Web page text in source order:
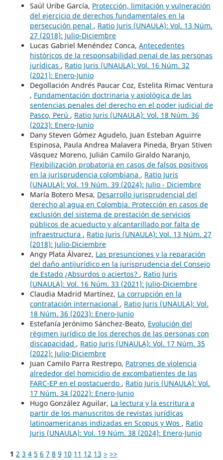
Saúl Uribe García, Protección, limitación y vulneración
del ejercicio de derechos fundamentales en la
persecución penal , Ratio Juris (UNAULA): Vol. 13 Núm.
27 (2018): Julio-Diciembre
Lucas Gabriel Menéndez Conca, Antecedentes
históricos de la responsabilidad penal de las personas
jurídicas , Ratio Juris (UNAULA): Vol. 16 Núm. 32
(2021): Enero-Junio
Degollación Andrés Paucar Coz, Estelita Rimac Ventura
, Fundamentación doctrinaria y axiológica de las
sentencias penales del derecho en el poder judicial de
Pasco, Perú , Ratio Juris (UNAULA): Vol. 18 Núm. 36
(2023): Enero-Junio
Dany Steven Gómez Agudelo, Juan Esteban Aguirre
Espinosa, Paula Andrea Malavera Pineda, Bryan Stiven
Vásquez Moreno, Julián Camilo Giraldo Naranjo,
Flexibilización probatoria en casos de falsos positivos
en la jurisprudencia colombiana , Ratio Juris
(UNAULA): Vol. 19 Núm. 39 (2024): Julio - Diciembre
María Botero Mesa, Desarrollo jurisprudencial del
derecho al agua en Colombia. Protección en casos de
exclusión del sistema de prestación de servicios
públicos de acueducto y alcantarillado por falta de
infraestructura , Ratio Juris (UNAULA): Vol. 13 Núm. 27
(2018): Julio-Diciembre
Angy Plata Álvarez, Las presunciones y la reparación
del daño antijurídico en la jurisprudencia del Consejo
de Estado ¿Absurdos o aciertos? , Ratio Juris
(UNAULA): Vol. 16 Núm. 33 (2021): Julio-Diciembre
Claudia Madrid Martínez, La corrupción en la
contratación internacional , Ratio Juris (UNAULA): Vol.
18 Núm. 36 (2023): Enero-Junio
Estefanía Jerónimo Sánchez-Beato, Evolución del
régimen jurídico de los derechos de las personas con
discapacidad , Ratio Juris (UNAULA): Vol. 17 Núm. 35
(2022): Julio-Diciembre
Juan Camilo Parra Restrepo, Patrones de violencia
alrededor del homicidio de excombatientes de las
FARC-EP en el postacuerdo , Ratio Juris (UNAULA): Vol.
17 Núm. 34 (2022): Enero-Junio
Hugo González Aguilar, La lectura y la escritura a
partir de los manuscritos de revistas jurídicas
latinoamericanas indizadas en Scopus y Wos , Ratio
Juris (UNAULA): Vol. 19 Núm. 38 (2024): Enero-Junio
1 2 3 4 5 6 7 8 9 10 11 12 13 > >>